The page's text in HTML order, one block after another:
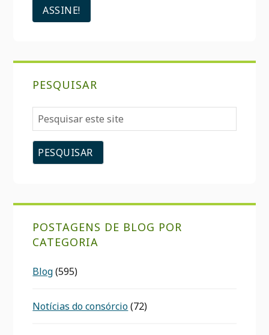
PESQUISAR
Pesquisar
este
site
POSTAGENS DE BLOG POR
CATEGORIA
Blog(595)
Notícias do consórcio(72)